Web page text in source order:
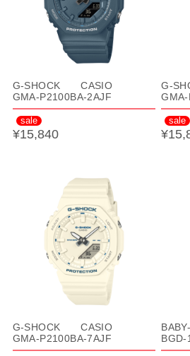
G-SHOCK CASIO
GMA-P2100BA-2AJF
sale
¥15,840
G-
sale
G-SHOCK CASIO
GMA-P2100BA-7AJF
BGD-